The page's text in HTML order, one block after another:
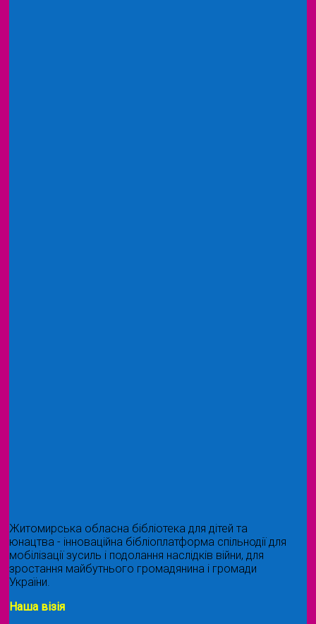
Житомирська обласна бібліотека для дітей та
юнацтва - інноваційна бібліоплатформа спільнодії для
мобілізації зусиль і подолання наслідків війни, для
зростання майбутнього громадянина і громади
України.
Наша візія